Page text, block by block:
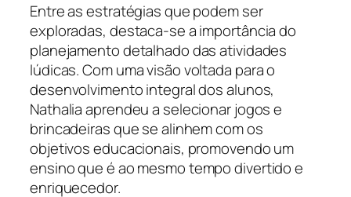
Entre as estratégias que podem ser
exploradas, destaca-se a importância do
planejamento detalhado das atividades
lúdicas. Com uma visão voltada para o
desenvolvimento integral dos alunos,
Nathalia aprendeu a selecionar jogos e
brincadeiras que se alinhem com os
objetivos educacionais, promovendo um
ensino que é ao mesmo tempo divertido e
enriquecedor.